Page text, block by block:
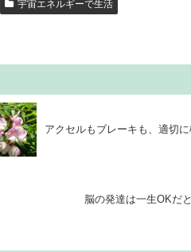
宇宙エネルギーで生活
アクセルもブレーキも、適切
脳の発達は一生OKだ